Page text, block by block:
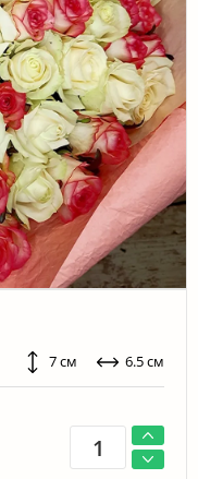
7 см 6.5 см